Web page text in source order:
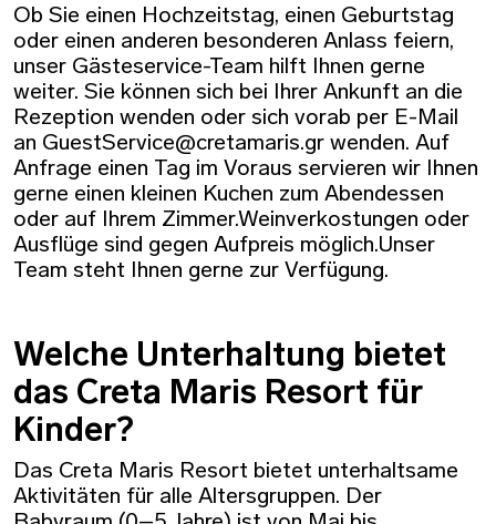
Ob Sie einen Hochzeitstag, einen Geburtstag
oder einen anderen besonderen Anlass feiern,
unser Gästeservice-Team hilft Ihnen gerne
weiter. Sie können sich bei Ihrer Ankunft an die
Rezeption wenden oder sich vorab per E-Mail
an GuestService@cretamaris.gr wenden. Auf
Anfrage einen Tag im Voraus servieren wir Ihnen
gerne einen kleinen Kuchen zum Abendessen
oder auf Ihrem Zimmer.Weinverkostungen oder
Ausflüge sind gegen Aufpreis möglich.Unser
Team steht Ihnen gerne zur Verfügung.
Welche Unterhaltung bietet
das Creta Maris Resort für
Kinder?
Das Creta Maris Resort bietet unterhaltsame
Aktivitäten für alle Altersgruppen. Der